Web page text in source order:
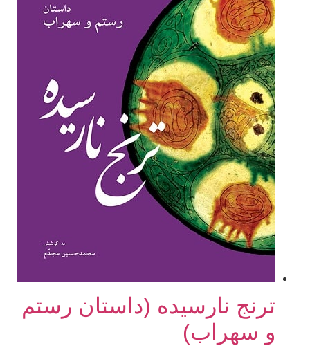
ترنج نارسیده (داستان رستم
و سهراب)